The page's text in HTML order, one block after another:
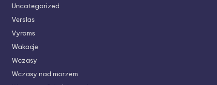
Uncategorized
Verslas
Vyrams
Wakacje
Wczasy
Wczasy nad morzem